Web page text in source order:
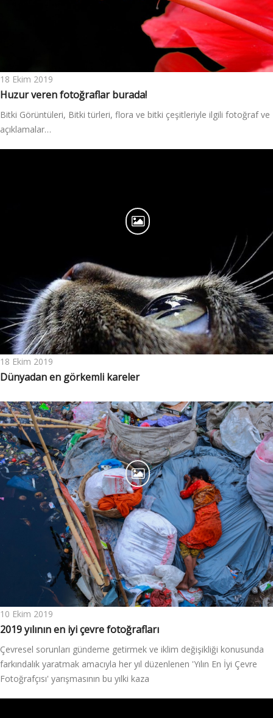
18 Ekim 2019
Huzur veren fotoğraflar burada!
Bitki Görüntüleri, Bitki türleri, flora ve bitki çeşitleriyle ilgili fotoğraf ve
açıklamalar…
18 Ekim 2019
Dünyadan en görkemli kareler
10 Ekim 2019
2019 yılının en iyi çevre fotoğrafları
Çevresel sorunları gündeme getirmek ve iklim değişikliği konusunda
farkındalık yaratmak amacıyla her yıl düzenlenen 'Yılın En İyi Çevre
Fotoğrafçısı' yarışmasının bu yılki kaza